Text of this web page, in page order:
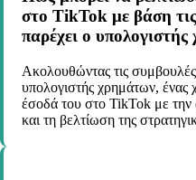
στο TikTok με βάση
παρέχει ο
Ακολουθώντας τις συμβουλές
υπολογιστής χρημάτων, ένας
έσοδά του στο TikTok με την
και τη βελτίωση της